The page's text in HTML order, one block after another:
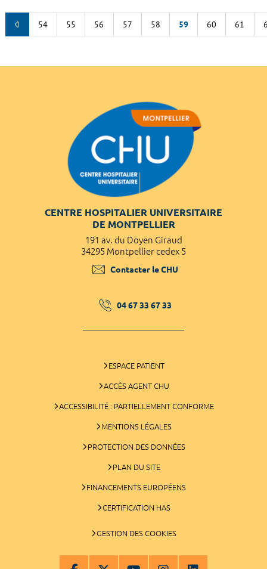
54 55 56 57 58 59 60 61
CENTRE HOSPITALIER UNIVERSITAIRE
DE MONTPELLIER
191 av. du Doyen Giraud
34295 Montpellier cedex 5
Contacter le CHU
04 67 33 67 33
ESPACE PATIENT
ACCÈS AGENT CHU
ACCESSIBILITÉ : PARTIELLEMENT CONFORME
MENTIONS LÉGALES
PROTECTION DES DONNÉES
PLAN DU SITE
FINANCEMENTS EUROPÉENS
CERTIFICATION HAS
GESTION DES COOKIES